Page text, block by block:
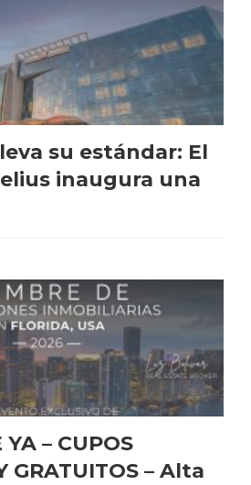
su estándar: El
inaugura una
YA – CUPOS
GRATUITOS – Alta